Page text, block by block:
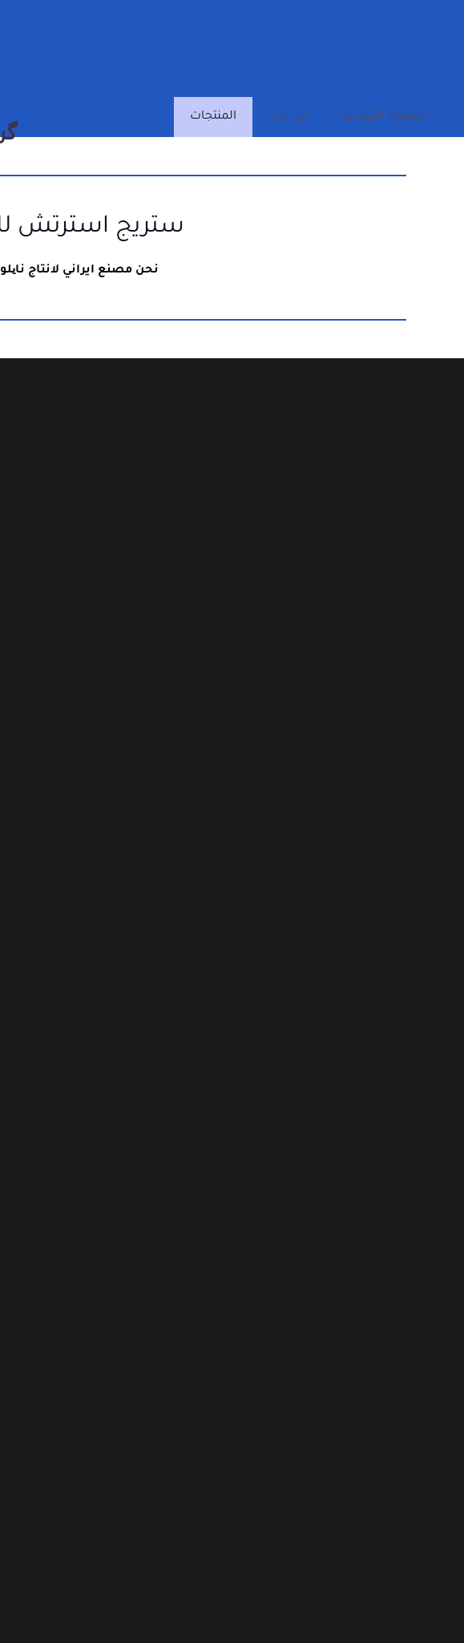
الصفحة الرئيسية من نحن المنتجات
ستريج استرتش
نحن مصنع ايراني لانتاج